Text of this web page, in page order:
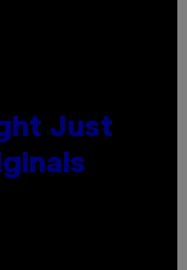
Just